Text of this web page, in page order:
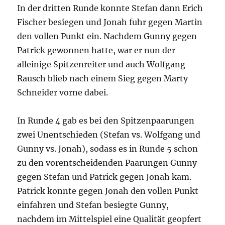
In der dritten Runde konnte Stefan dann Erich
Fischer besiegen und Jonah fuhr gegen Martin
den vollen Punkt ein. Nachdem Gunny gegen
Patrick gewonnen hatte, war er nun der
alleinige Spitzenreiter und auch Wolfgang
Rausch blieb nach einem Sieg gegen Marty
Schneider vorne dabei.
In Runde 4 gab es bei den Spitzenpaarungen
zwei Unentschieden (Stefan vs. Wolfgang und
Gunny vs. Jonah), sodass es in Runde 5 schon
zu den vorentscheidenden Paarungen Gunny
gegen Stefan und Patrick gegen Jonah kam.
Patrick konnte gegen Jonah den vollen Punkt
einfahren und Stefan besiegte Gunny,
nachdem im Mittelspiel eine Qualität geopfert